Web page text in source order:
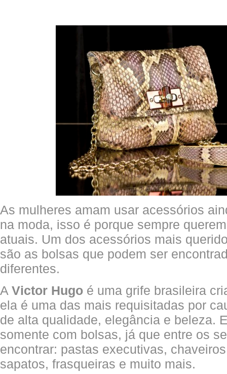
As mulheres amam usar acessórios
na moda, isso é porque sempre
atuais. Um dos acessórios mais
são as bolsas que podem ser
diferentes.
A Victor Hugo é uma grife brasileira
ela é uma das mais requisitadas por
de alta qualidade, elegância e beleza.
somente com bolsas, já que entre os
encontrar: pastas executivas,
sapatos, frasqueiras e muito mais.